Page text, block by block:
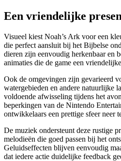
Een vriendelijke
Visueel kiest Noah’s Ark voor een
die perfect aansluit bij het Bijbelse
dieren zijn eenvoudig herkenbaar en
animaties die de game een
Ook de omgevingen zijn gevarieerd
watergebieden en andere natuurlijke
voldoende afwisseling tijdens het
beperkingen van de Nintendo
ontwikkelaars een prettige sfeer neer
De muziek ondersteunt deze rustige
melodieën die goed passen bij het
Geluidseffecten blijven eenvoudig
dat iedere actie duidelijke feedback